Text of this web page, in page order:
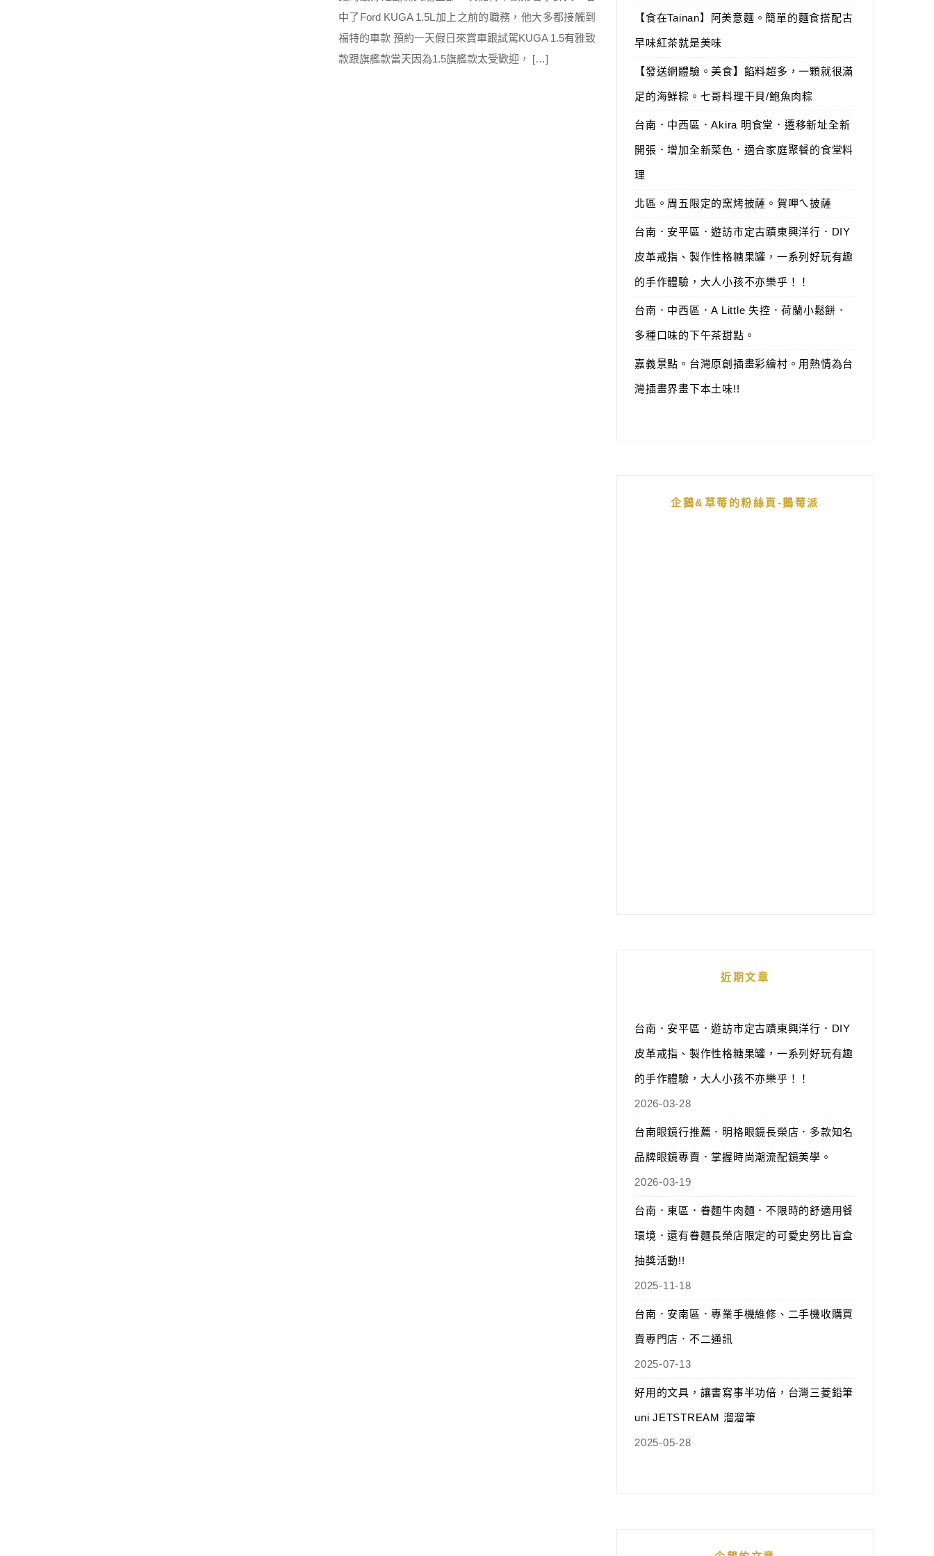
中了Ford KUGA 1.5L加上之前的職務，他大多都接觸到
福特的車款 預約一天假日來賞車跟試駕KUGA 1.5有雅致
款跟旗艦款當天因為1.5旗艦款太受歡迎， […]
【食在Tainan】阿美意麵。簡單的麵食搭配古
早味紅茶就是美味
【發送網體驗。美食】餡料超多，一顆就很滿
足的海鮮粽。七哥料理干貝/鮑魚肉粽
台南．中西區．Akira 明食堂．遷移新址全新
開張．增加全新菜色．適合家庭聚餐的食堂料
理
北區。周五限定的窯烤披薩。賀呷ㄟ披薩
台南．安平區．遊訪市定古蹟東興洋行．DIY
皮革戒指、製作性格糖果罐，一系列好玩有趣
的手作體驗，大人小孩不亦樂乎！！
台南．中西區．A Little 失控．荷蘭小鬆餅．
多種口味的下午茶甜點。
嘉義景點。台灣原創插畫彩繪村。用熱情為台
灣插畫界畫下本土味!!
企鵝&草莓的粉絲頁-鵝莓派
近期文章
台南．安平區．遊訪市定古蹟東興洋行．DIY
皮革戒指、製作性格糖果罐，一系列好玩有趣
的手作體驗，大人小孩不亦樂乎！！
2026-03-28
台南眼鏡行推薦．明格眼鏡長榮店．多款知名
品牌眼鏡專賣．掌握時尚潮流配鏡美學。
2026-03-19
台南．東區．眷麵牛肉麵．不限時的舒適用餐
環境．還有眷麵長榮店限定的可愛史努比盲盒
抽獎活動!!
2025-11-18
台南．安南區．專業手機維修、二手機收購買
賣專門店．不二通訊
2025-07-13
好用的文具，讓書寫事半功倍，台灣三菱鉛筆
uni JETSTREAM 溜溜筆
2025-05-28